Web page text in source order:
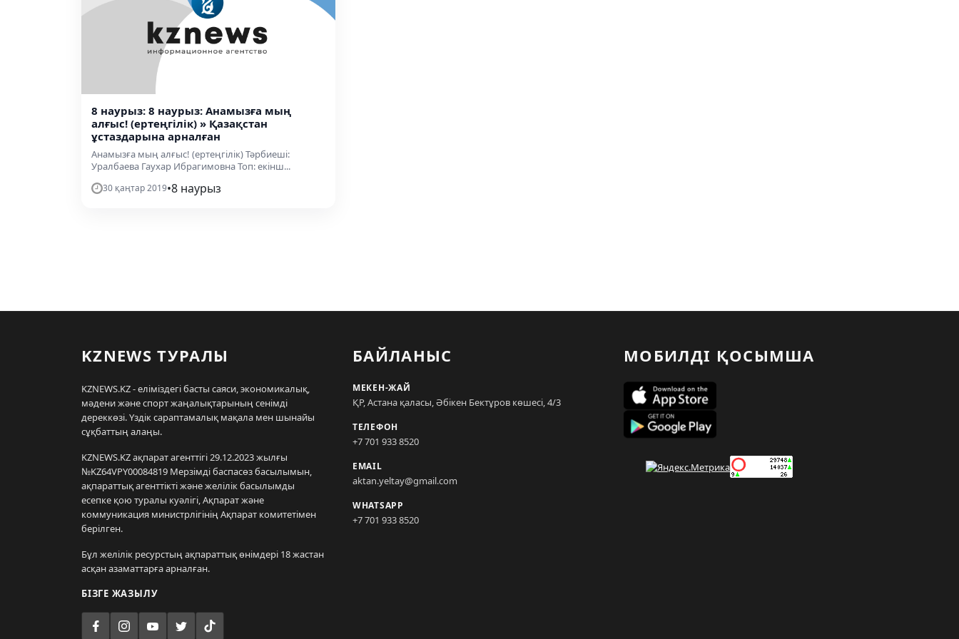
8 наурыз: 8 наурыз: Анамызға мың
алғыс! (ертеңгілік) » Қазақстан
ұстаздарына арналған
Анамызға мың алғыс! (ертеңгілік) Тәрбиеші:
Уралбаева Гаухар Ибрагимовна Топ: екінш...
30 қаңтар 2019•8 наурыз
KZNEWS ТУРАЛЫ
KZNEWS.KZ - еліміздегі басты саяси, экономикалық,
мәдени және спорт жаңалықтарының сенімді
дереккөзі. Үздік сараптамалық мақала мен шынайы
сұқбаттың алаңы.
KZNEWS.KZ ақпарат агенттігі 29.12.2023 жылғы
№KZ64VPY00084819 Мерзімді баспасөз басылымын,
ақпараттық агенттікті және желілік басылымды
есепке қою туралы куәлігі, Ақпарат және
коммуникация министрлігінің Ақпарат комитетімен
берілген.
Бұл желілік ресурстың ақпараттық өнімдері 18 жастан
асқан азаматтарға арналған.
БІЗГЕ ЖАЗЫЛУ
БАЙЛАНЫС
МЕКЕН-ЖАЙ
ҚР, Астана қаласы, Әбікен Бектұров көшесі, 4/3
ТЕЛЕФОН
+7 701 933 8520
EMAIL
aktan.yeltay@gmail.com
WHATSAPP
+7 701 933 8520
МОБИЛДІ ҚОСЫМША